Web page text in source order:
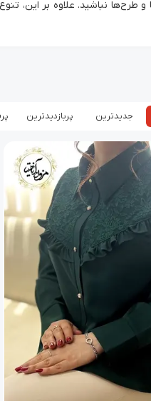
طرح‌ها نباشید. علاوه بر این،
جدیدترین پربازدیدترین